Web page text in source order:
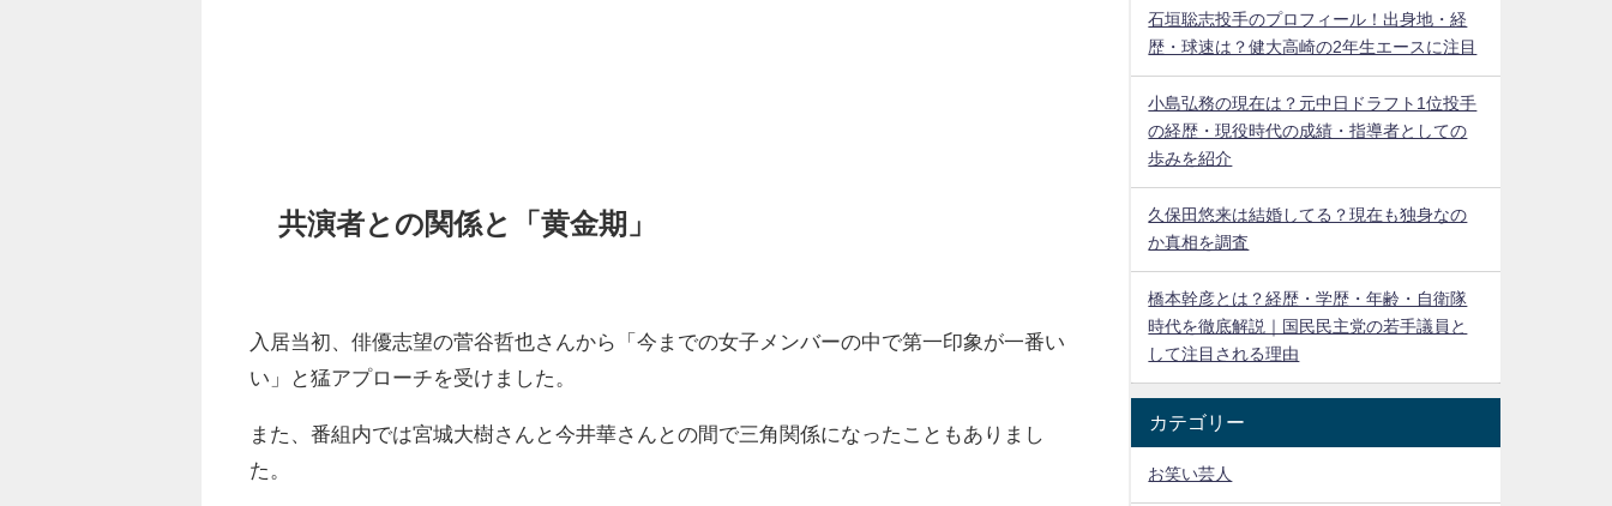
共演者との関係と「黄金期」
入居当初、俳優志望の菅谷哲也さんから「今までの女子メンバーの中で第一印象が一番い
い」と猛アプローチを受けました。
また、番組内では宮城大樹さんと今井華さんとの間で三角関係になったこともありまし
た。
石垣聡志投手のプロフィール！出身地・経
歴・球速は？健大高崎の2年生エースに注目
小島弘務の現在は？元中日ドラフト1位投手
の経歴・現役時代の成績・指導者としての
歩みを紹介
久保田悠来は結婚してる？現在も独身なの
か真相を調査
橋本幹彦とは？経歴・学歴・年齢・自衛隊
時代を徹底解説｜国民民主党の若手議員と
して注目される理由
カテゴリー
お笑い芸人